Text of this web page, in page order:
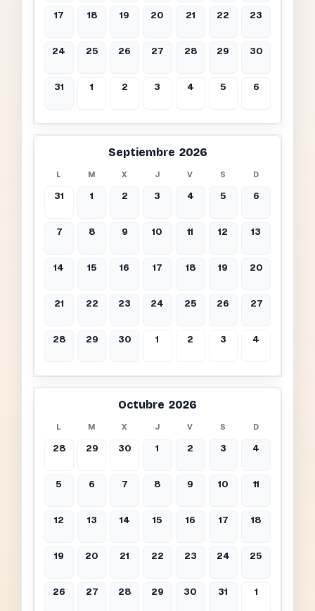
17 18 19 20 21 22 23
24 25 26 27 28 29 30
31 1 2 3 4 5 6
Septiembre 2026
L M X J V S D
31 1 2 3 4 5 6
7 8 9 10 11 12 13
14 15 16 17 18 19 20
21 22 23 24 25 26 27
28 29 30 1 2 3 4
Octubre 2026
L M X J V S D
28 29 30 1 2 3 4
5 6 7 8 9 10 11
12 13 14 15 16 17 18
19 20 21 22 23 24 25
26 27 28 29 30 31 1